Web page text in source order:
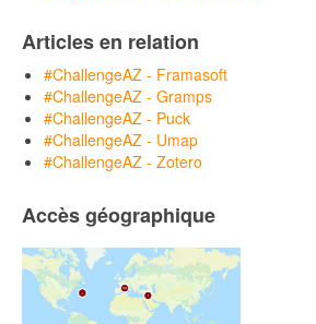
Articles en relation
#ChallengeAZ - Framasoft
#ChallengeAZ - Gramps
#ChallengeAZ - Puck
#ChallengeAZ - Umap
#ChallengeAZ - Zotero
Accès géographique